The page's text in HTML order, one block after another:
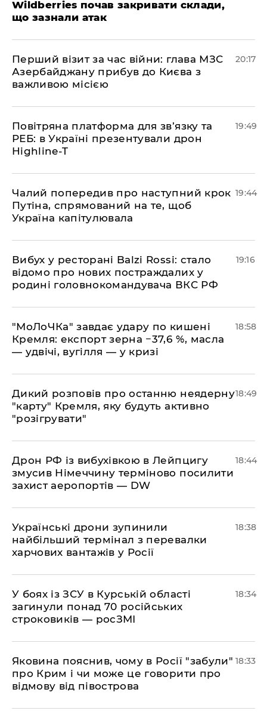
Wildberries почав закривати склади,
що зазнали атак
​Перший візит за час війни: глава МЗС
Азербайджану прибув до Києва з
важливою місією
20:17
​Повітряна платформа для зв’язку та
РЕБ: в Україні презентували дрон
Highline-T
19:49
​Чалий попередив про наступний крок
Путіна, спрямований на те, щоб
Україна капітулювала
19:44
​Вибух у ресторані Balzi Rossi: стало
відомо про нових постраждалих у
родині головнокомандувача ВКС РФ
19:16
​"МоЛоЧКа" завдає удару по кишені
Кремля: експорт зерна −37,6 %, масла
— удвічі, вугілля — у кризі
18:58
​Дикий розповів про останню неядерну
"карту" Кремля, яку будуть активно
"розігрувати"
18:49
​Дрон РФ із вибухівкою в Лейпцигу
змусив Німеччину терміново посилити
захист аеропортів — DW
18:44
​Українські дрони зупинили
найбільший термінал з перевалки
харчових вантажів у Росії
18:38
​У боях із ЗСУ в Курській області
загинули понад 70 російських
строковиків — росЗМІ
18:34
​Яковина пояснив, чому в Росії "забули"
про Крим і чи може це говорити про
відмову від півострова
18:33